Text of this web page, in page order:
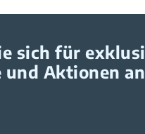
sich für
und Aktionen an